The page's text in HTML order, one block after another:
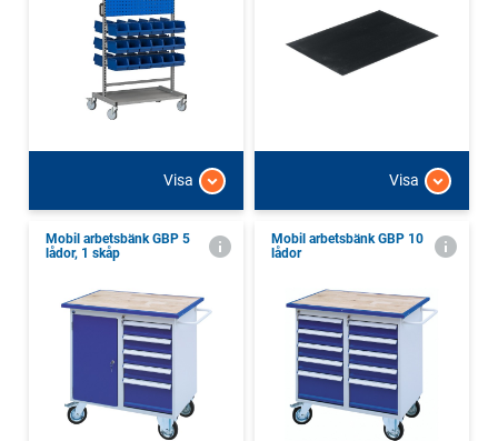
Visa Visa
Mobil arbetsbänk GBP 5
lådor, 1 skåp
Mobil arbetsbänk GBP 10
lådor